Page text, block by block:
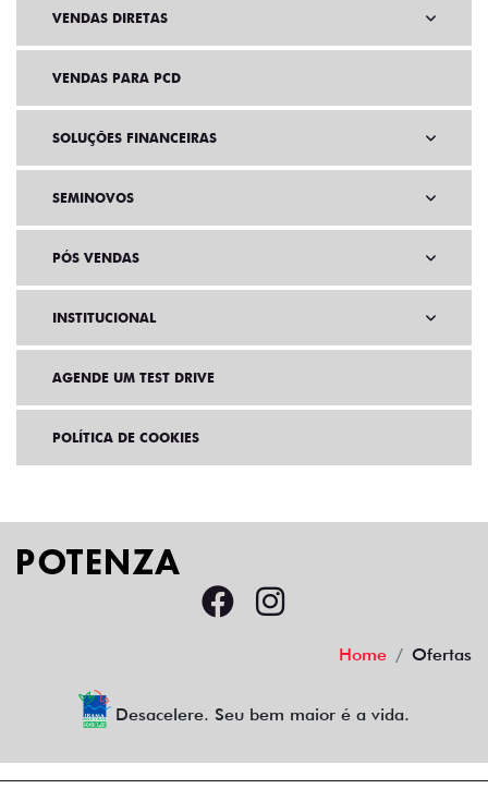
VENDAS DIRETAS
VENDAS PARA PCD
SOLUÇÕES FINANCEIRAS
SEMINOVOS
PÓS VENDAS
INSTITUCIONAL
AGENDE UM TEST DRIVE
POLÍTICA DE COOKIES
Home Ofertas
Desacelere. Seu bem maior é a vida.